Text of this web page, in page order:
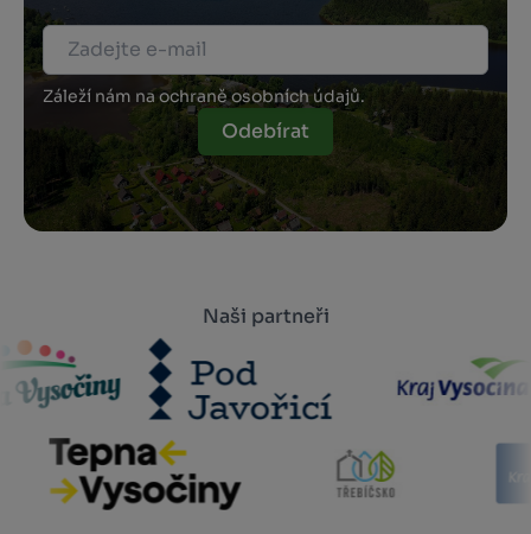
Záleží nám na ochraně osobních údajů.
Odebírat
Naši partneři